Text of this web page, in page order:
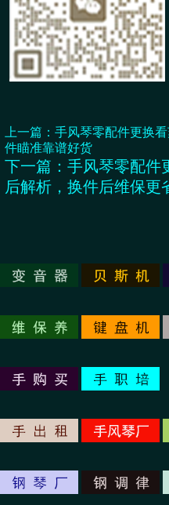
上一篇： 手风琴零配件更换
件瞄准靠谱好货
下一篇： 手风琴零配件
后解析，换件后维保更